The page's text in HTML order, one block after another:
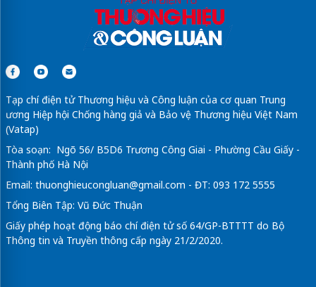
Tạp chí điện tử Thương hiệu và Công luận của cơ quan Trung
ương Hiệp hội Chống hàng giả và Bảo vệ Thương hiệu Việt Nam
(Vatap)
Tòa soạn: Ngõ 56/ B5D6 Trương Công Giai - Phường Cầu Giấy -
Thành phố Hà Nội
Email: thuonghieucongluan@gmail.com - ĐT: 093 172 5555
Tổng Biên Tập: Vũ Đức Thuận
Giấy phép hoạt động báo chí điện tử số 64/GP-BTTTT do Bộ
Thông tin và Truyền thông cấp ngày 21/2/2020.